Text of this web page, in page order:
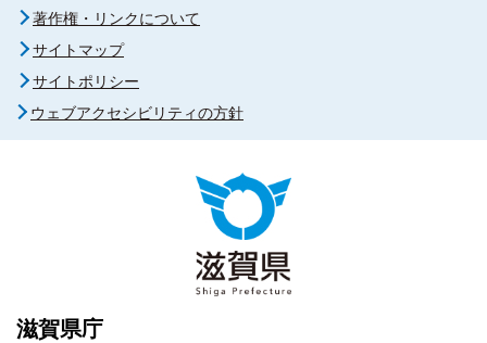
著作権・リンクについて
サイトマップ
サイトポリシー
ウェブアクセシビリティの方針
滋賀県庁